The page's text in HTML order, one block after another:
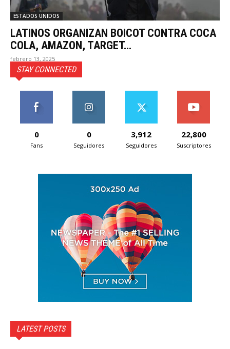
ESTADOS UNIDOS
LATINOS ORGANIZAN BOICOT CONTRA COCA
COLA, AMAZON, TARGET…
febrero 13, 2025
STAY CONNECTED
0
Fans
0
Seguidores
3,912
Seguidores
22,800
Suscriptores
LATEST POSTS